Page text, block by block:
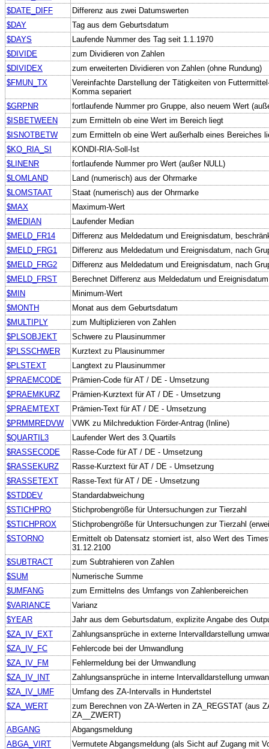
$DATE_DIFF
Differenz aus zwei Datumswerten
$DAY
Tag aus dem Geburtsdatum
$DAYS
Laufende Nummer des Tag seit 1.1.1970
$DIVIDE
zum Dividieren von Zahlen
$DIVIDEX
zum erweiterten Dividieren von Zahlen (ohne Rundung)
$FMUN_TX
Vereinfachte Darstellung der Tätigkeiten von
Komma separiert
$GRPNR
fortlaufende Nummer pro Gruppe, also neuem Wert
$ISBETWEEN
zum Ermitteln ob eine Wert im Bereich liegt
$ISNOTBETW
zum Ermitteln ob eine Wert außerhalb eines Bereiches
$KO_RIA_SI
KONDI-RIA-Soll-Ist
$LINENR
fortlaufende Nummer pro Wert (außer NULL)
$LOMLAND
Land (numerisch) aus der Ohrmarke
$LOMSTAAT
Staat (numerisch) aus der Ohrmarke
$MAX
Maximum-Wert
$MEDIAN
Laufender Median
$MELD_FR14
Differenz aus Meldedatum und Ereignisdatum,
$MELD_FRG1
Differenz aus Meldedatum und Ereignisdatum, nach
$MELD_FRG2
Differenz aus Meldedatum und Ereignisdatum, nach
$MELD_FRST
Berechnet Differenz aus Meldedatum und Ereignisdatum
$MIN
Minimum-Wert
$MONTH
Monat aus dem Geburtsdatum
$MULTIPLY
zum Multiplizieren von Zahlen
$PLSOBJEKT
Schwere zu Plausinummer
$PLSSCHWER
Kurztext zu Plausinummer
$PLSTEXT
Langtext zu Plausinummer
$PRAEMCODE
Prämien-Code für AT / DE - Umsetzung
$PRAEMKURZ
Prämien-Kurztext für AT / DE - Umsetzung
$PRAEMTEXT
Prämien-Text für AT / DE - Umsetzung
$PRMMREDVW
VWK zu Milchreduktion Förder-Antrag (Inline)
$QUARTIL3
Laufender Wert des 3.Quartils
$RASSECODE
Rasse-Code für AT / DE - Umsetzung
$RASSEKURZ
Rasse-Kurztext für AT / DE - Umsetzung
$RASSETEXT
Rasse-Text für AT / DE - Umsetzung
$STDDEV
Standardabweichung
$STICHPRO
Stichprobengröße für Untersuchungen zur Tierzahl
$STICHPROX
Stichprobengröße für Untersuchungen zur Tierzahl
$STORNO
Ermittelt ob Datensatz storniert ist, also Wert des
31.12.2100
$SUBTRACT
zum Subtrahieren von Zahlen
$SUM
Numerische Summe
$UMFANG
zum Ermittelns des Umfangs von Zahlenbereichen
$VARIANCE
Varianz
$YEAR
Jahr aus dem Geburtsdatum, explizite Angabe des
$ZA_IV_EXT
Zahlungsansprüche in externe Intervalldarstellung
$ZA_IV_FC
Fehlercode bei der Umwandlung
$ZA_IV_FM
Fehlermeldung bei der Umwandlung
$ZA_IV_INT
Zahlungsansprüche in interne Intervalldarstellung
$ZA_IV_UMF
Umfang des ZA-Intervalls in Hundertstel
$ZA_WERT
zum Berechnen von ZA-Werten in ZA_REGSTAT (aus
ZA__ZWERT)
ABGANG
Abgangsmeldung
ABGA_VIRT
Vermutete Abgangsmeldung (als Sicht auf Zugang mit